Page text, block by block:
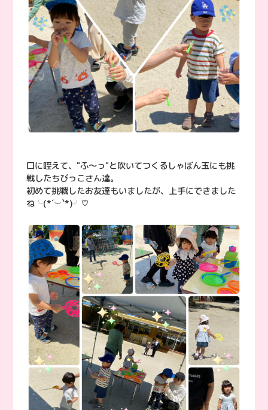
口に咥えて、"ふ〜っ"と吹いてつくるしゃぼん玉にも挑
戦したちびっこさん達。
初めて挑戦したお友達もいましたが、上手にできました
ね╰(*´︶`*)╯♡